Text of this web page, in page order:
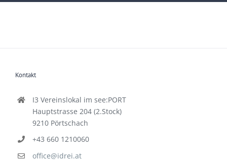
Kontakt
I3 Vereinslokal im see:PORT
Hauptstrasse 204 (2.Stock)
9210 Pörtschach
+43 660 1210060
office@idrei.at